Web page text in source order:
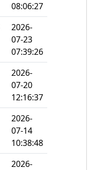
08:06:27
2026-
07-23
07:39:26
2026-
07-20
12:16:37
2026-
07-14
10:38:48
2026-